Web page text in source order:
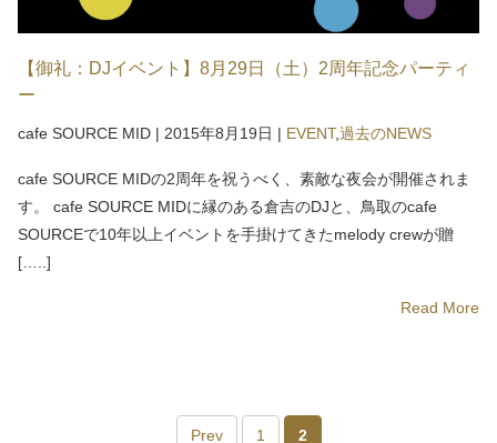
【御礼：DJイベント】8月29日（土）2周年記念パーティ
ー
cafe SOURCE MID | 2015年8月19日 | EVENT,過去のNEWS
cafe SOURCE MIDの2周年を祝うべく、素敵な夜会が開催されま
す。 cafe SOURCE MIDに縁のある倉吉のDJと、鳥取のcafe
SOURCEで10年以上イベントを手掛けてきたmelody crewが贈
[…..]
Read More
Prev 1 2